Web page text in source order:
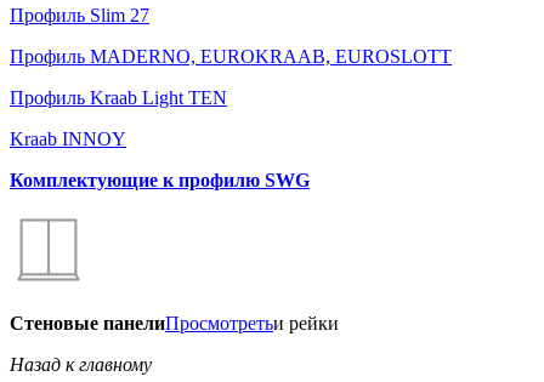
Профиль Slim 27
Профиль MADERNO, EUROKRAAB, EUROSLOTT
Профиль Kraab Light TEN
Kraab INNOY
Комплектующие к профилю SWG
Стеновые панелиПросмотретьи рейки
Назад к главному